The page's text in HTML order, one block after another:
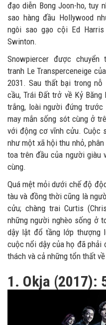
đạo diễn Bong Joon-ho, tuy
sao hàng đầu Hollywood
ngôi sao gạo cội Ed
Swinton.
Snowpiercer được
tranh Le Transperceneige
2031. Sau thất bại trong
cầu, Trái Đất trở về Kỷ Băng
trắng, loài người đứng
may mắn sống sót cùng ở
với động cơ vĩnh cửu. Cuộc
như một xã hội thu nhỏ,
toa trên đầu của người giàu
cùng.
Quá mệt mỏi dưới chế độ
tàu và đồng thời cũng là
cửu; chàng trai Curtis
những người nghèo sống ở
dậy lật đổ tầng lớp thượng
cuộc nổi dậy của họ đã phải
thách và cả những tổn thất
1. Okja (2017):